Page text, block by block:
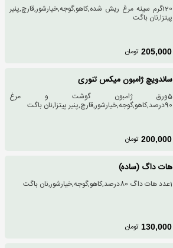
120گرم سینه مرغ ریش شده,کاهو,گوجه,خیارشور,قارچ,پنیر
پیتزا,نان باگت
205,000 تومان
ساندویچ ژامبون میکس تنوری
5ورق ژامبون گوشت و مرغ
90درصد,کاهو,گوجه,خیارشور,قارچ,پنیر پیتزا,نان باگت
200,000 تومان
هات داگ (ساده)
1عدد هات داگ 80درصد,کاهو,گوجه,خیارشور,نان باگت
130,000 تومان